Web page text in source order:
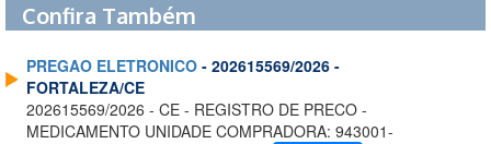
Confira Também
PREGAO ELETRONICO - 202615569/2026 -
FORTALEZA/CE
202615569/2026 - CE - REGISTRO DE PRECO -
MEDICAMENTO UNIDADE COMPRADORA: 943001-